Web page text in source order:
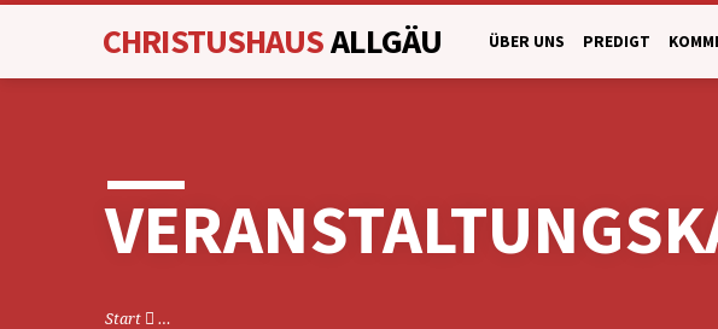
CHRISTUSHAUSALLGÄU ÜBER UNS PREDIGT
Start …